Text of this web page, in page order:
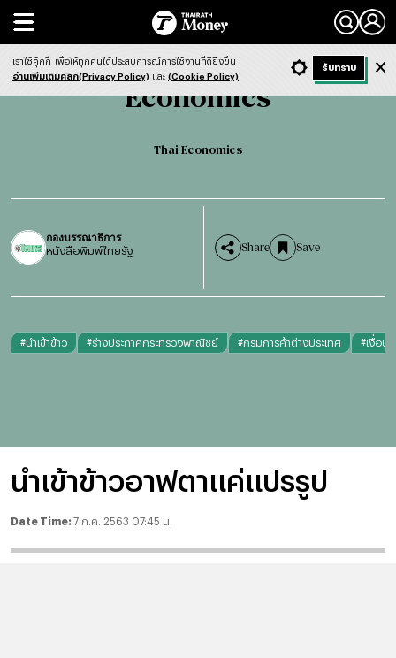
Search
Economics Thai Economics
Economics
Thai Economics
กองบรรณาธิการ
หนังสือพิมพ์ไทยรัฐ Share Save
#นำเข้าข้าว #ร่างประกาศกระทรวงพาณิชย์ #กรมการค้าต่างประเทศ #เงื่อนไ
นำเข้าข้าวอาฟตาแค่แปรรูป
Date Time: 7 ก.ค. 2563 07:45 น.
- ก + ก Dark ฟังข่าว
เราใช้คุ้กกี้ เพื่อให้ทุกคนได้ประสบการณ์การใช้งานที่ดียิ่งขึ้น
อ่านเพิ่มเติมคลิก(Privacy Policy) และ (Cookie Policy)
รับทราบ